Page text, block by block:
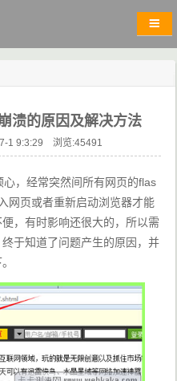
溃的原因及解决方法
1 9:3:29 浏览:45491
心，经常突然间所有网页的flas
网页或者重新启动浏览器才能
，有时影响还很大的，所以需
于知道了问题产生的原因，并